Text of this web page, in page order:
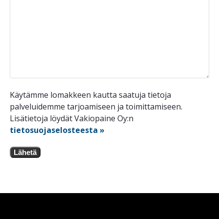
Käytämme lomakkeen kautta saatuja tietoja
palveluidemme tarjoamiseen ja toimittamiseen.
Lisätietoja löydät Vakiopaine Oy:n
tietosuojaselosteesta »
Lähetä